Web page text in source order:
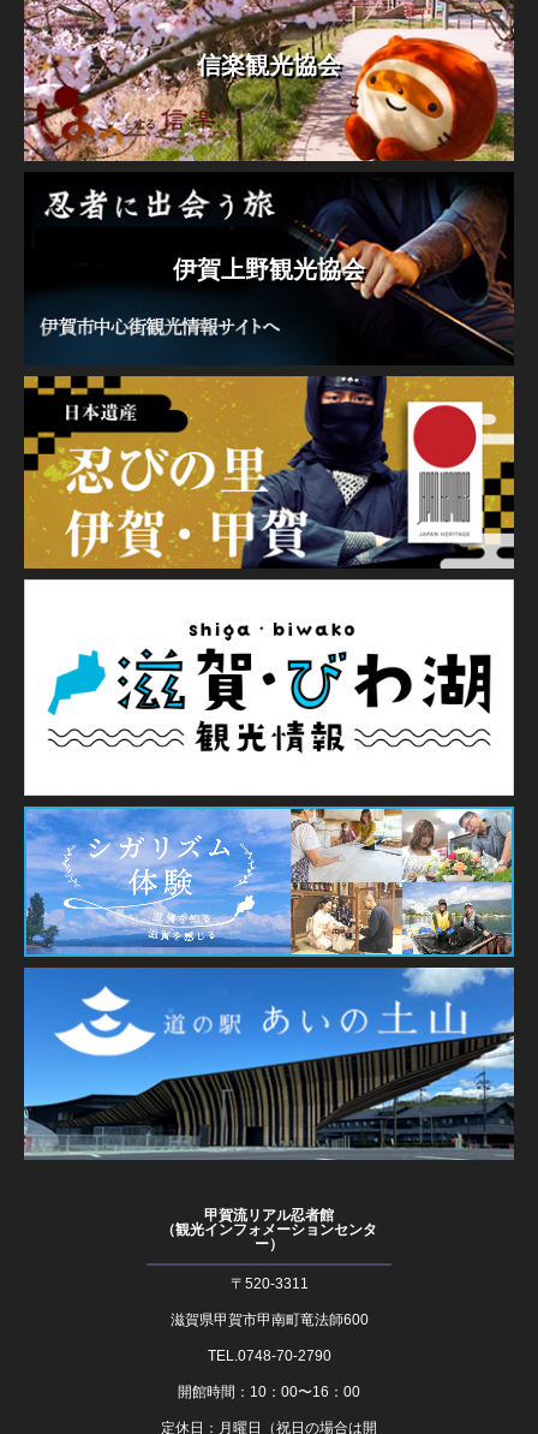
信楽観光協会
伊賀上野観光協会
甲賀流リアル忍者館
（観光インフォメーションセンタ
ー）
〒520-3311
滋賀県甲賀市甲南町竜法師600
TEL.0748-70-2790
開館時間：10：00〜16：00
定休日：月曜日（祝日の場合は開